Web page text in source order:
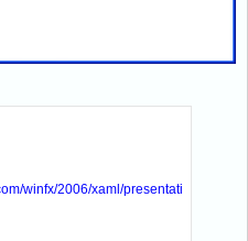
winfx/2006/xaml/presentati